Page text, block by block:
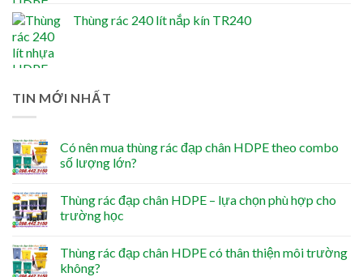
Thùng rác 240 lít nắp kín TR240
TIN MỚI NHẤT
Có nên mua thùng rác đạp chân HDPE theo combo
số lượng lớn?
Thùng rác đạp chân HDPE – lựa chọn phù hợp cho
trường học
Thùng rác đạp chân HDPE có thân thiện môi trường
không?